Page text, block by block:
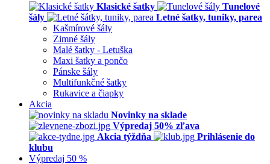
Klasické šatky
Tunelové
šály
Letné šatky, tuniky, parea
Kašmírové šály
Zimné šály
Malé šatky - Letuška
Maxi šatky a pončo
Pánske šály
Multifunkčné šatky
Rukavice a čiapky
Akcia
Novinky na sklade
Výpredaj 50% zľava
Akcia týždňa
Prihlásenie do
klubu
Výpredaj 50 %